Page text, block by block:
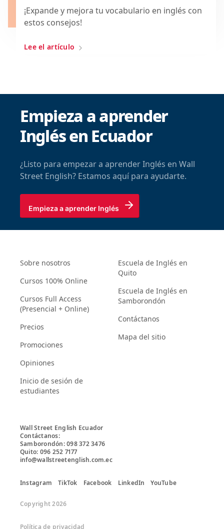
¡Expande y mejora tu vocabulario en inglés con
estos consejos!
Lee el artículo
Empieza a aprender
Inglés en Ecuador
¿Listo para empezar a aprender Inglés en Wall
Street English? Estamos aquí para ayudarte.
Empieza a aprender Inglés
Sobre nosotros
Cursos 100% Online
Cursos Full Access
(Presencial + Online)
Precios
Promociones
Opiniones
Inicio de sesión de
estudiantes
Escuela de Inglés en
Quito
Escuela de Inglés en
Samborondón
Contáctanos
Mapa del sitio
Wall Street English Ecuador
Contáctanos:
Samborondón: 098 372 3476
Quito: 096 252 7177
info@wallstreetenglish.com.ec
Instagram TikTok Facebook LinkedIn YouTube
Copyright 2026
Política de privacidad